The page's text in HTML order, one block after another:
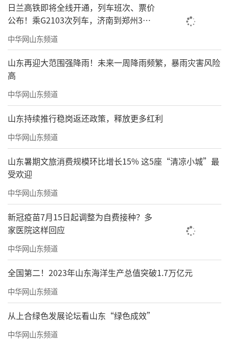
日兰高铁即将全线开通，列车班次、票价
公布！乘G2103次列车，济南到郑州3小
时到达
中华网山东频道
山东再迎大范围强降雨！未来一周降雨频繁，暴雨灾害风险
高
中华网山东频道
山东持续推行稳岗返还政策，释放更多红利
中华网山东频道
山东暑期文旅消费规模环比增长15% 这5座“清凉小城”最
受欢迎
中华网山东频道
新冠疫苗7月15日起调整为自费接种？多
家医院这样回应
中华网山东频道
全国第二！2023年山东海洋生产总值突破1.7万亿元
中华网山东频道
从上合绿色发展论坛看山东“绿色成效”
中华网山东频道